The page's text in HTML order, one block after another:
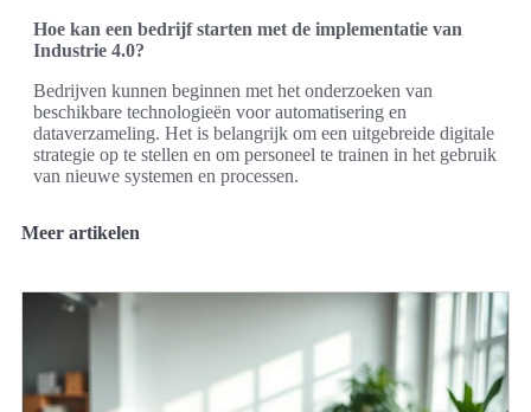
Hoe kan een bedrijf starten met de implementatie van
Industrie 4.0?
Bedrijven kunnen beginnen met het onderzoeken van
beschikbare technologieën voor automatisering en
dataverzameling. Het is belangrijk om een uitgebreide digitale
strategie op te stellen en om personeel te trainen in het gebruik
van nieuwe systemen en processen.
Meer artikelen